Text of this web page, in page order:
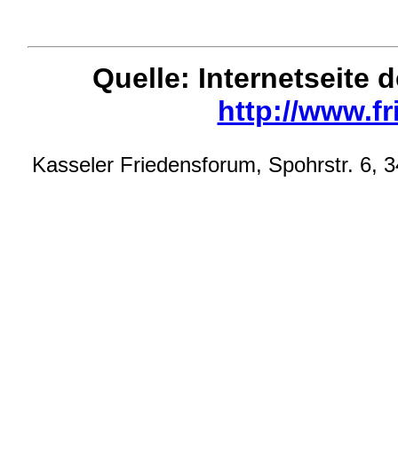
Quelle: Internetseite
http://
Kasseler Friedensforum, Spohrstr. 6,